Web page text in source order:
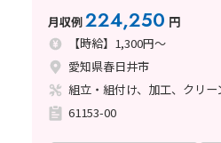
月収例224,250 円
【時給】1,300円～
愛知県春日井市
組立・組付け、加工、クリ
61153-00